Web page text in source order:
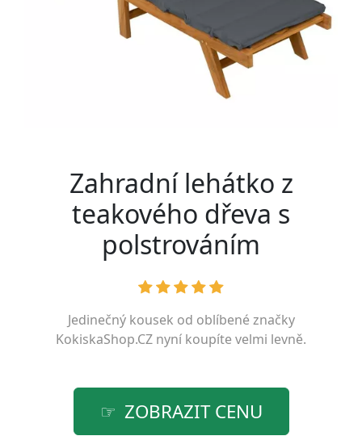
Zahradní lehátko z
teakového dřeva s
polstrováním
Jedinečný kousek od oblíbené značky
KokiskaShop.CZ nyní koupíte velmi levně.
ZOBRAZIT CENU